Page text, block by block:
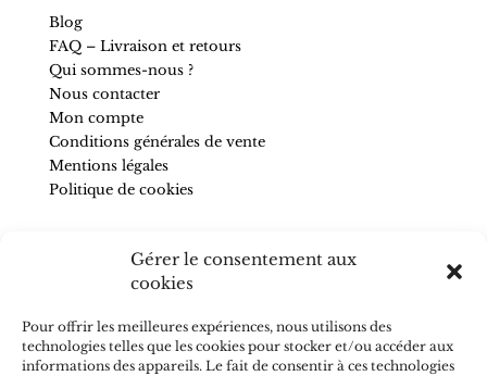
Gérer le consentement aux
cookies
Pour offrir les meilleures expériences, nous utilisons des
technologies telles que les cookies pour stocker et/ou accéder aux
informations des appareils. Le fait de consentir à ces technologies
Blog
FAQ – Livraison et retours
Qui sommes-nous ?
Nous contacter
Mon compte
Conditions générales de vente
Mentions légales
Politique de cookies
Pour être informé de nos nouveautés et recevoir des